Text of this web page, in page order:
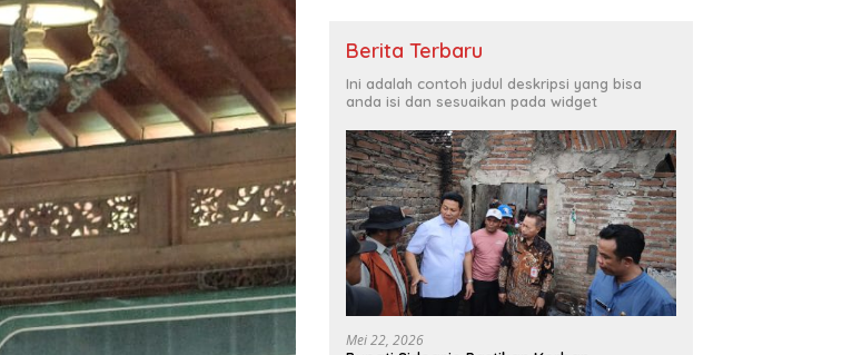
Berita Terbaru
Ini adalah contoh judul deskripsi yang bisa
anda isi dan sesuaikan pada widget
Mei 22, 2026